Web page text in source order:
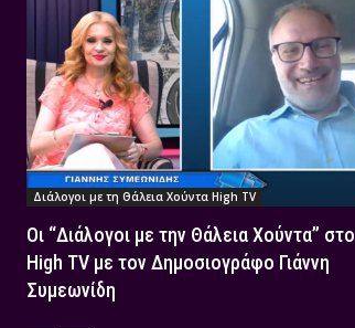
Διάλογοι με τη Θάλεια Χούντα High TV
Οι “Διάλογοι με την Θάλεια Χούντα” στο
High TV με τον Δημοσιογράφο Γιάννη
Συμεωνίδη